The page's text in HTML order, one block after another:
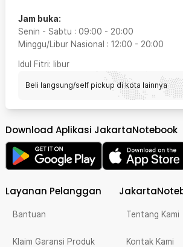
Jam buka:
Senin - Sabtu : 09:00 - 20:00
Minggu/Libur Nasional : 12:00 - 20:00
Idul Fitri: libur
Beli langsung/self pickup di kota lainnya
Download Aplikasi JakartaNotebook
Layanan Pelanggan
Bantuan
Klaim Garansi Produk
Tentang Kami
Kontak Kami